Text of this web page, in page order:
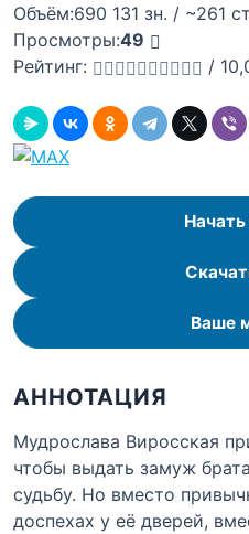
Объём:690 131 зн. / ~261
Просмотры:49
Рейтинг:
/
Ваше
АННОТАЦИЯ
Мудрослава Виросская
чтобы выдать замуж
судьбу. Но вместо
доспехах у её дверей,